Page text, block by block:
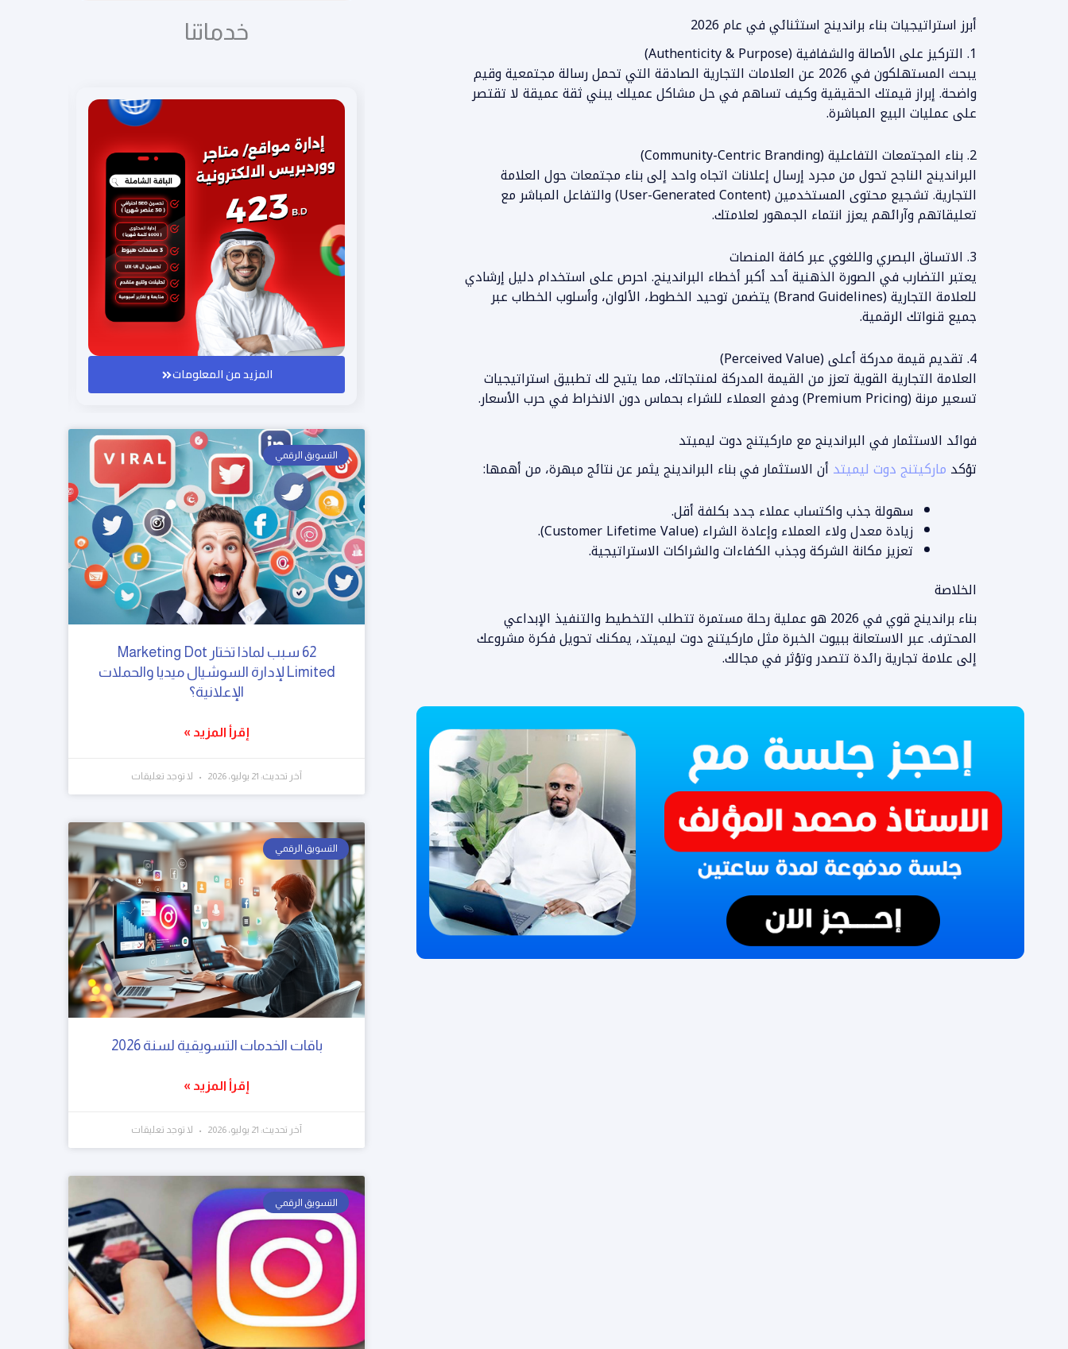
أبرز استراتيجيات بناء براندينج استثنائي في عام 2026
1. التركيز على الأصالة والشفافية (Authenticity & Purpose)
يبحث المستهلكون في 2026 عن العلامات التجارية الصادقة التي تحمل رسالة مجتمعية وقيم
واضحة. إبراز قيمتك الحقيقية وكيف تساهم في حل مشاكل عميلك يبني ثقة عميقة لا تقتصر
على عمليات البيع المباشرة.
2. بناء المجتمعات التفاعلية (Community-Centric Branding)
البراندينج الناجح تحول من مجرد إرسال إعلانات اتجاه واحد إلى بناء مجتمعات حول العلامة
التجارية. تشجيع محتوى المستخدمين (User-Generated Content) والتفاعل المباشر مع
تعليقاتهم وآرائهم يعزز انتماء الجمهور لعلامتك.
3. الاتساق البصري واللغوي عبر كافة المنصات
يعتبر التضارب في الصورة الذهنية أحد أكبر أخطاء البراندينج. احرص على استخدام دليل إرشادي
للعلامة التجارية (Brand Guidelines) يتضمن توحيد الخطوط، الألوان، وأسلوب الخطاب عبر
جميع قنواتك الرقمية.
4. تقديم قيمة مدركة أعلى (Perceived Value)
العلامة التجارية القوية تعزز من القيمة المدركة لمنتجاتك، مما يتيح لك تطبيق استراتيجيات
تسعير مرنة (Premium Pricing) ودفع العملاء للشراء بحماس دون الانخراط في حرب الأسعار.
فوائد الاستثمار في البراندينج مع ماركيتنج دوت ليميتد
تؤكد ماركيتنج دوت ليميتد أن الاستثمار في بناء البراندينج يثمر عن نتائج مبهرة، من أهمها:
سهولة جذب واكتساب عملاء جدد بكلفة أقل.
زيادة معدل ولاء العملاء وإعادة الشراء (Customer Lifetime Value).
تعزيز مكانة الشركة وجذب الكفاءات والشراكات الاستراتيجية.
الخلاصة
بناء براندينج قوي في 2026 هو عملية رحلة مستمرة تتطلب التخطيط والتنفيذ الإبداعي
المحترف. عبر الاستعانة ببيوت الخبرة مثل ماركيتنج دوت ليميتد، يمكنك تحويل فكرة مشروعك
إلى علامة تجارية رائدة تتصدر وتؤثر في مجالك.
خدماتنا
المزيد من المعلومات المزيد من المعلومات المزيد من المعلومات
التسويق الرقمي
62 سبب لماذا تختار Marketing Dot
Limited لإدارة السوشيال ميديا والحملات
الإعلانية؟
إقرأ المزيد »
آخر تحديث: 21 يوليو، 2026 لا توجد تعليقات
التسويق الرقمي
باقات الخدمات التسويقية لسنة 2026
إقرأ المزيد »
آخر تحديث: 21 يوليو، 2026 لا توجد تعليقات
التسويق الرقمي